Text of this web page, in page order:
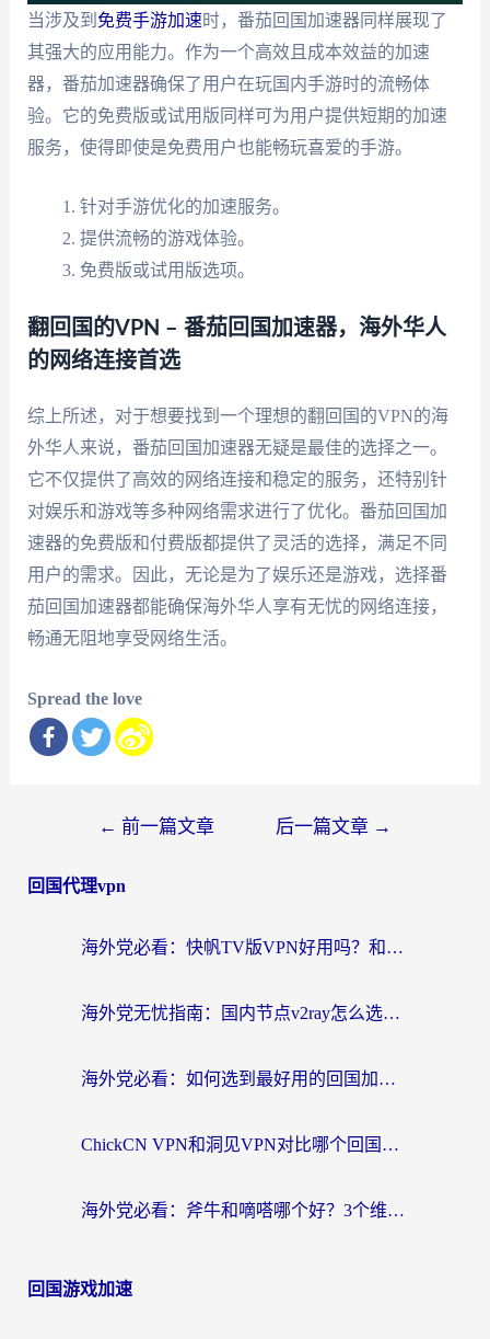
当涉及到 免费手游加速时，番茄回国加速器同样展现了
其强大的应用能力。作为一个高效且成本效益的加速
器，番茄加速器确保了用户在玩国内手游时的流畅体
验。它的免费版或试用版同样可为用户提供短期的加速
服务，使得即使是免费用户也能畅玩喜爱的手游。
针对手游优化的加速服务。
提供流畅的游戏体验。
免费版或试用版选项。
翻回国的VPN – 番茄回国加速器，海外华人
的网络连接首选
综上所述，对于想要找到一个理想的翻回国的VPN的海
外华人来说，番茄回国加速器无疑是最佳的选择之一。
它不仅提供了高效的网络连接和稳定的服务，还特别针
对娱乐和游戏等多种网络需求进行了优化。番茄回国加
速器的免费版和付费版都提供了灵活的选择，满足不同
用户的需求。因此，无论是为了娱乐还是游戏，选择番
茄回国加速器都能确保海外华人享有无忧的网络连接，
畅通无阻地享受网络生活。
Spread the love
导
← 前一篇文章 后一篇文章 →
回国代理vpn
海外党必看：快帆TV版VPN好用吗？和快游VPN对比哪个回国效果更好？附实用避坑指南
海外党无忧指南：国内节点v2ray怎么选？一键回国VPN+多场景实测帮你避坑
海外党必看：如何选到最好用的回国加速器？从节点到售后的全维度指南
ChickCN VPN和洞见VPN对比哪个回国效果更好？海外党亲测3款加速器+避坑指南
海外党必看：斧牛和嘀嗒哪个好？3个维度教你选对回国加速器
回国游戏加速